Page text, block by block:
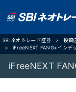
SBIネオトレード証券 投資
iFreeNEXT FANG+インデ
iFreeNEXT